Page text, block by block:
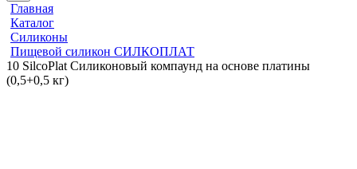
Главная
Каталог
Силиконы
Пищевой силикон СИЛКОПЛАТ
10 SilcoPlat Силиконовый компаунд на основе платины
(0,5+0,5 кг)